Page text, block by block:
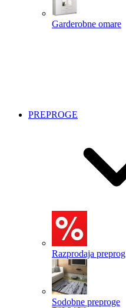
Garderobne omare
PREPROGE
Razprodaja preprog
Sodobne preproge